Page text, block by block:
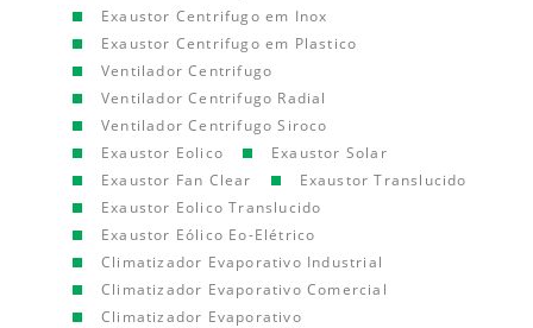
Exaustor Centrifugo em Inox
Exaustor Centrifugo em Plastico
Ventilador Centrifugo
Ventilador Centrifugo Radial
Ventilador Centrifugo Siroco
Exaustor Eolico
Exaustor Solar
Exaustor Fan Clear
Exaustor Translucido
Exaustor Eolico Translucido
Exaustor Eólico Eo-Elétrico
Climatizador Evaporativo Industrial
Climatizador Evaporativo Comercial
Climatizador Evaporativo